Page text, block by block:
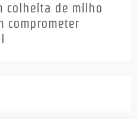
colheita de milho
comprometer